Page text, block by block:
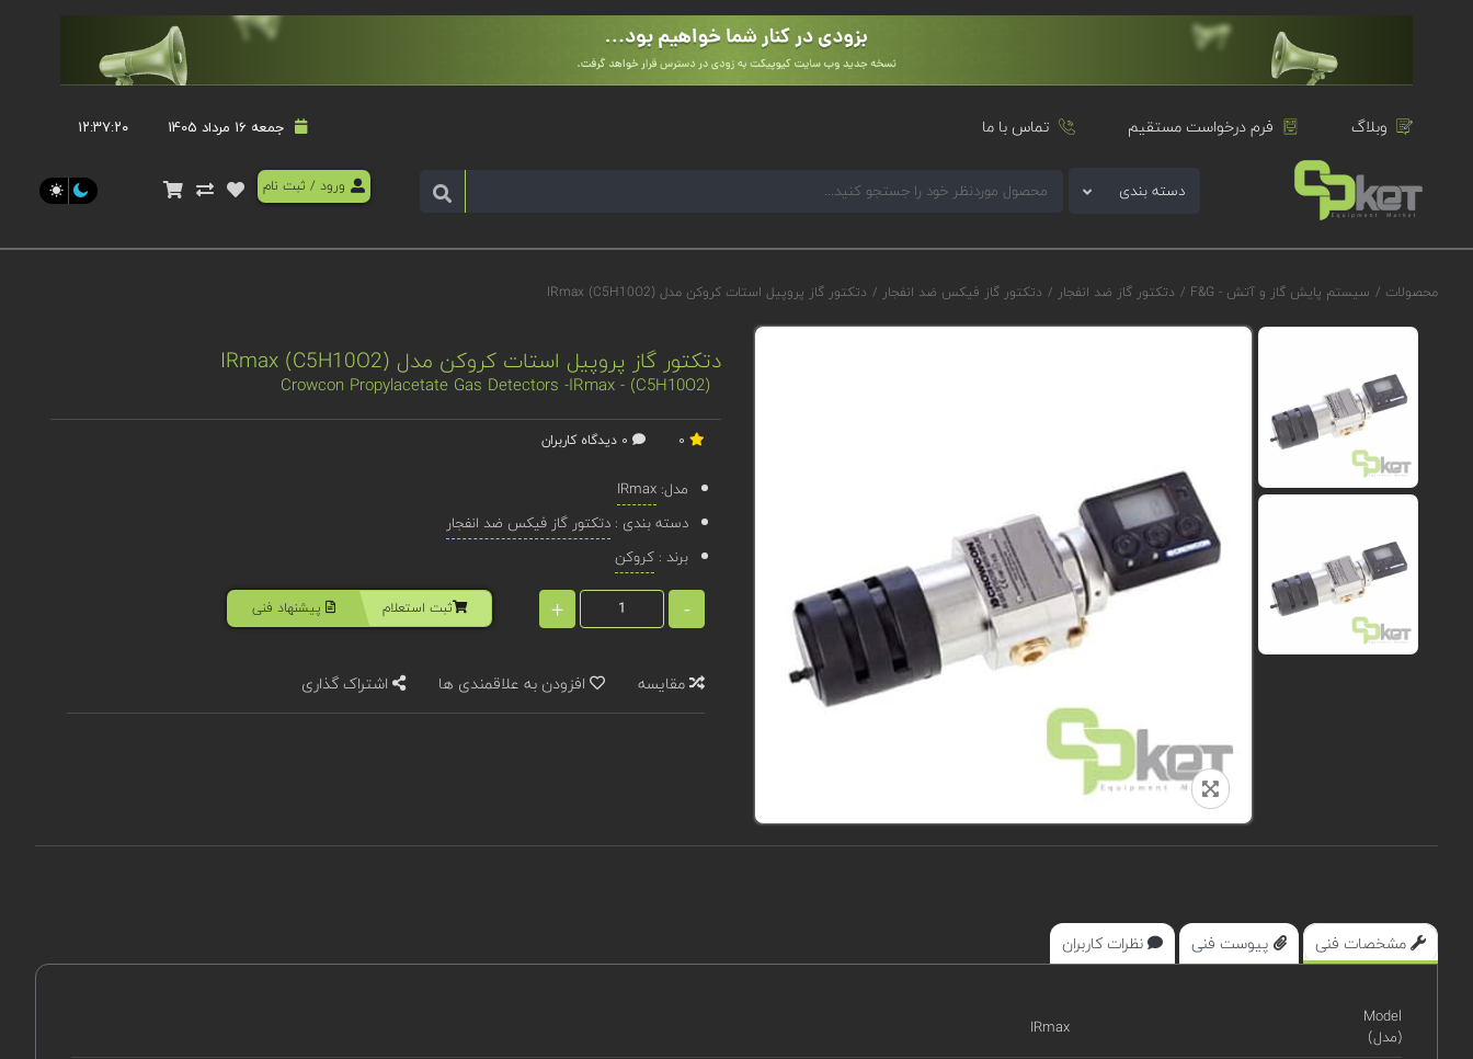
وبلاگ فرم درخواست مستقیم تماس با ما جمعه 16 مرداد 1405 ۱۲:۳۷:۲۰
دسته بندی ورود / ثبت نام
محصولات / سیستم پایش گاز و آتش - F&G / دتکتور گاز ضد انفجار / دتکتور گاز فیکس ضد انفجار / دتکتور گاز پروپیل استات کروکن مدل IRmax (C5H10O2)
دتکتور گاز پروپیل استات کروکن مدل IRmax (C5H10O2)
Crowcon Propylacetate Gas Detectors -IRmax - (C5H10O2)
مدل: IRmax
دسته بندی : دتکتور گاز فیکس ضد انفجار
برند : کروکن
-
+ ثبت استعلام پیشنهاد فنی
مقایسه افزودن به علاقمندی ها اشتراک گذاری
مشخصات فنی پیوست فنی نظرات کاربران
Model
(مدل)
IRmax